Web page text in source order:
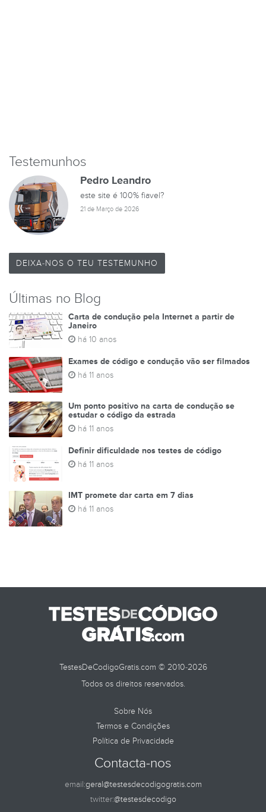
Testemunhos
Pedro Leandro
este site é 100% fiavel?
21 de Março de 2026
DEIXA-NOS O TEU TESTEMUNHO
Últimas no Blog
Carta de condução pela Internet a partir de
Janeiro
há 10 anos
Exames de código e condução vão ser filmados
há 11 anos
Um ponto positivo na carta de condução se
estudar o código da estrada
há 11 anos
Definir dificuldade nos testes de código
há 11 anos
IMT promete dar carta em 7 dias
há 11 anos
TestesDeCodigoGratis.com © 2010-2026
Todos os direitos reservados.
Sobre Nós
Termos e Condições
Política de Privacidade
Contacta-nos
email:geral@testesdecodigogratis.com
twitter:@testesdecodigo